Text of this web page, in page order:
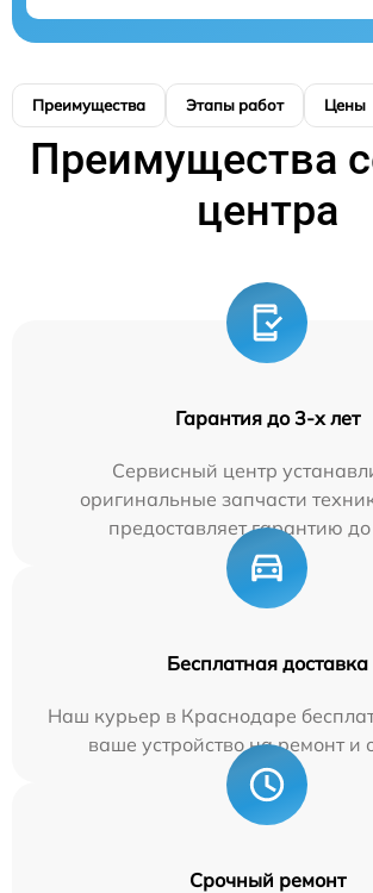
Преимущества Этапы работ Цены
Преимущества
центра
Гарантия до 3-х лет
Сервисный центр
оригинальные запчасти
предоставляет гарантию до
Бесплатная доставка
Наш курьер в Краснодаре
ваше устройство на ремонт и
Срочный ремонт